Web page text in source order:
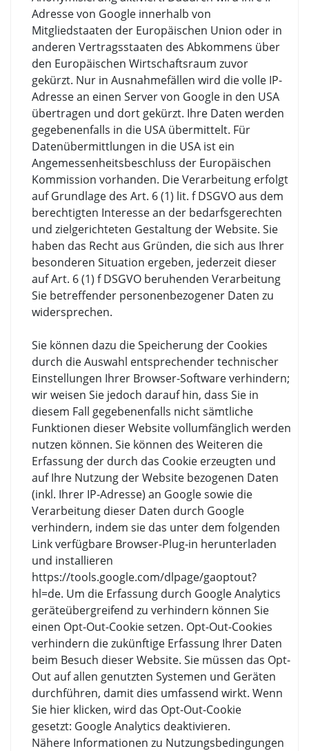
Adresse von Google innerhalb von
Mitgliedstaaten der Europäischen Union oder in
anderen Vertragsstaaten des Abkommens über
den Europäischen Wirtschaftsraum zuvor
gekürzt. Nur in Ausnahmefällen wird die volle IP-
Adresse an einen Server von Google in den USA
übertragen und dort gekürzt. Ihre Daten werden
gegebenenfalls in die USA übermittelt. Für
Datenübermittlungen in die USA ist ein
Angemessenheitsbeschluss der Europäischen
Kommission vorhanden. Die Verarbeitung erfolgt
auf Grundlage des Art. 6 (1) lit. f DSGVO aus dem
berechtigten Interesse an der bedarfsgerechten
und zielgerichteten Gestaltung der Website. Sie
haben das Recht aus Gründen, die sich aus Ihrer
besonderen Situation ergeben, jederzeit dieser
auf Art. 6 (1) f DSGVO beruhenden Verarbeitung
Sie betreffender personenbezogener Daten zu
widersprechen.
Sie können dazu die Speicherung der Cookies
durch die Auswahl entsprechender technischer
Einstellungen Ihrer Browser-Software verhindern;
wir weisen Sie jedoch darauf hin, dass Sie in
diesem Fall gegebenenfalls nicht sämtliche
Funktionen dieser Website vollumfänglich werden
nutzen können. Sie können des Weiteren die
Erfassung der durch das Cookie erzeugten und
auf Ihre Nutzung der Website bezogenen Daten
(inkl. Ihrer IP-Adresse) an Google sowie die
Verarbeitung dieser Daten durch Google
verhindern, indem sie das unter dem folgenden
Link verfügbare Browser-Plug-in herunterladen
und installieren
https://tools.google.com/dlpage/gaoptout?
hl=de. Um die Erfassung durch Google Analytics
geräteübergreifend zu verhindern können Sie
einen Opt-Out-Cookie setzen. Opt-Out-Cookies
verhindern die zukünftige Erfassung Ihrer Daten
beim Besuch dieser Website. Sie müssen das Opt-
Out auf allen genutzten Systemen und Geräten
durchführen, damit dies umfassend wirkt. Wenn
Sie hier klicken, wird das Opt-Out-Cookie
gesetzt: Google Analytics deaktivieren.
Nähere Informationen zu Nutzungsbedingungen